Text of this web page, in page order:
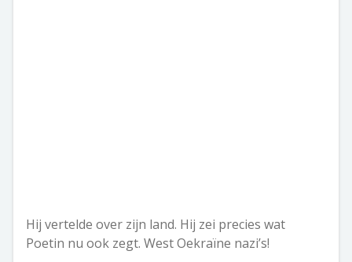
Hij vertelde over zijn land. Hij zei precies wat
Poetin nu ook zegt. West Oekraïne nazi’s!